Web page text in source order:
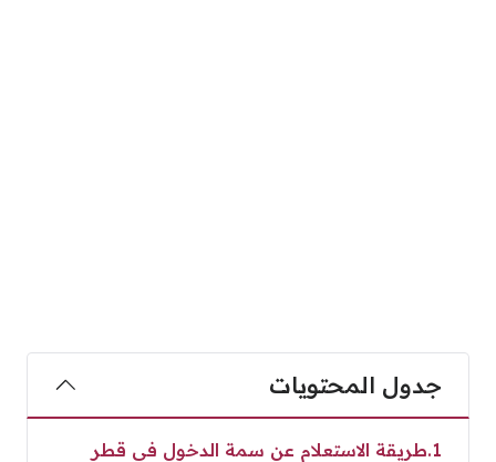
جدول المحتويات
1 طريقة الاستعلام عن سمة الدخول في قطر